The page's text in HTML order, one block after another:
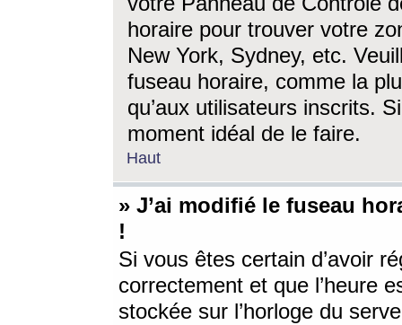
horaire pour trouver votre
New York, Sydney, etc.
fuseau horaire, comme la
qu’aux utilisateurs inscrits.
moment idéal de le faire.
Haut
» J’ai modifié le fuseau
!
Si vous êtes certain d’avoir
correctement et que l’heure
stockée sur l’horloge du